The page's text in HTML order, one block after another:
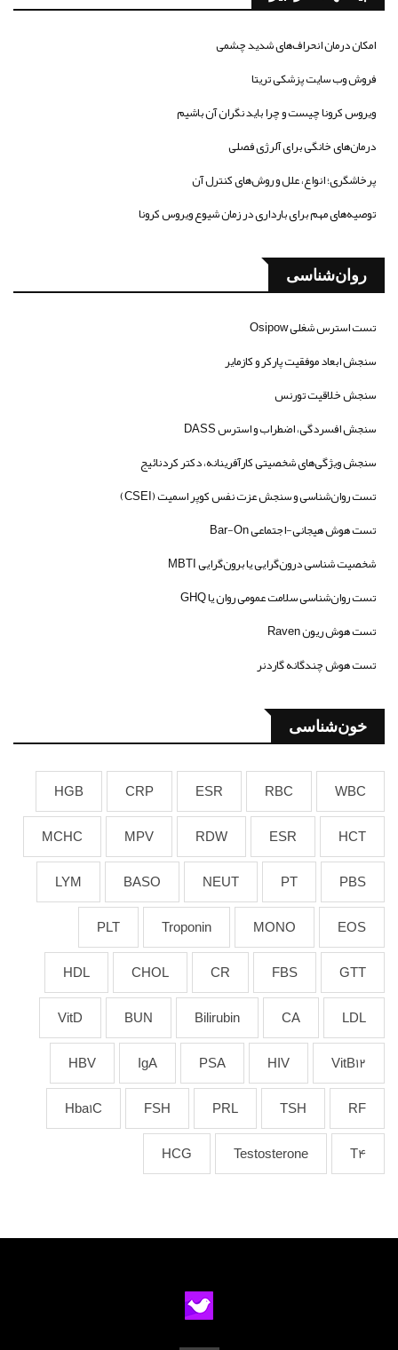
امکان درمان انحراف‌های شدید چشمی
فروش وب سایت پزشکی تریتا
ویروس کرونا چیست و چرا باید نگران آن باشیم
درمان‌های خانگی برای آلرژی فصلی
پرخاشگری؛ انواع، علل و روش‌های کنترل آن
توصیه‌های مهم برای بارداری در زمان شیوع ویروس کرونا
روان‌شناسی
تست استرس شغلی Osipow
سنجش ابعاد موفقیت پارکر و کازمایر
سنجش خلاقیت تورنس
سنجش افسردگی، اضطراب و استرس DASS
سنجش ویژگی‌های شخصیتی کارآفرینانه، دکتر کردنائیج
تست روان‌شناسی و سنجش عزت نفس کوپر اسمیت (CSEI)
تست هوش هیجانی-اجتماعی Bar-On
شخصیت شناسی درون‌گرایی یا برون‌گرایی MBTI
تست روان‌شناسی سلامت عمومی روان یا GHQ
تست هوش ریون Raven
تست هوش چندگانه گاردنر
خون‌شناسی
WBC
RBC
ESR
CRP
HGB
HCT
ESR
RDW
MPV
MCHC
PBS
PT
NEUT
BASO
LYM
EOS
MONO
Troponin
PLT
GTT
FBS
CR
CHOL
HDL
LDL
CA
Bilirubin
BUN
VitD
VitB12
HIV
PSA
IgA
HBV
RF
TSH
PRL
FSH
Hba1C
T4
Testosterone
HCG